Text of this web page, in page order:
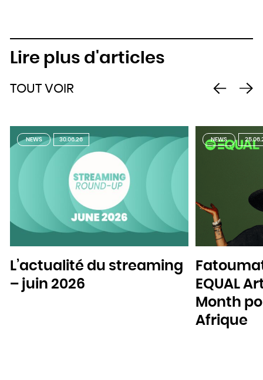
Lire plus d'articles
TOUT VOIR
NEWS 30.06.26
L’actualité du streaming
– juin 2026
NEWS
EQUAL
Month
Afrique